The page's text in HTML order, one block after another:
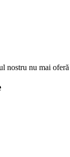
nostru nu mai oferă